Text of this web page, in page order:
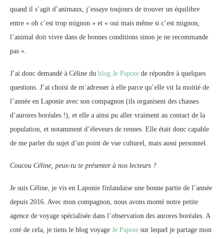
quand il s’agit d’animaux, j’essaye toujours de trouver un équilibre
entre « oh c’est trop mignon » et « oui mais même si c’est mignon,
l’animal doit vivre dans de bonnes conditions sinon je ne recommande
pas ».
J’ai donc demandé à Céline du blog Je Papote de répondre à quelques
questions. J’ai choisi de m’adresser à elle parce qu’elle vit la moitié de
l’année en Laponie avec son compagnon (ils organisent des chasses
d’aurores boréales !), et elle a ainsi pu aller vraiment au contact de la
population, et notamment d’éleveurs de rennes. Elle était donc capable
de me parler du sujet d’un point de vue culturel, mais aussi personnel.
Coucou Céline, peux-tu te présenter à nos lecteurs ?
Je suis Céline, je vis en Laponie finlandaise une bonne partie de l’année
depuis 2016. Avec mon compagnon, nous avons monté notre petite
agence de voyage spécialisée dans l’observation des aurores boréales. A
coté de cela, je tiens le blog voyage Je Papote sur lequel je partage mon